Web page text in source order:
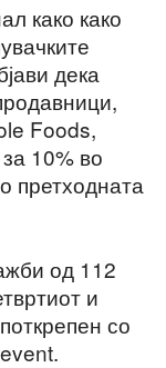
како како
дека
Foods,
10% во
претходната
од 112
и
со